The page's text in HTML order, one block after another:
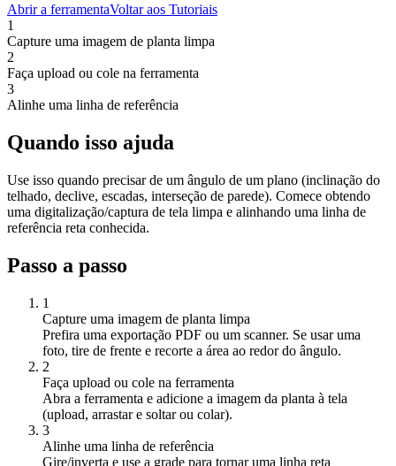
Abrir a ferramentaVoltar aos Tutoriais
1
Capture uma imagem de planta limpa
2
Faça upload ou cole na ferramenta
3
Alinhe uma linha de referência
Quando isso ajuda
Use isso quando precisar de um ângulo de um plano (inclinação do
telhado, declive, escadas, interseção de parede). Comece obtendo
uma digitalização/captura de tela limpa e alinhando uma linha de
referência reta conhecida.
Passo a passo
1
Capture uma imagem de planta limpa
Prefira uma exportação PDF ou um scanner. Se usar uma
foto, tire de frente e recorte a área ao redor do ângulo.
2
Faça upload ou cole na ferramenta
Abra a ferramenta e adicione a imagem da planta à tela
(upload, arrastar e soltar ou colar).
3
Alinhe uma linha de referência
Gire/inverta e use a grade para tornar uma linha reta